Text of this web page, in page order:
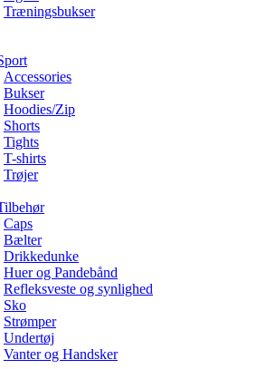
Træningsbukser
Accessories
Bukser
Hoodies/Zip
Shorts
Tights
T-shirts
Trøjer
Caps
Bælter
Drikkedunke
Huer og Pandebånd
Refleksveste og synlighed
Sko
Strømper
Undertøj
Vanter og Handsker